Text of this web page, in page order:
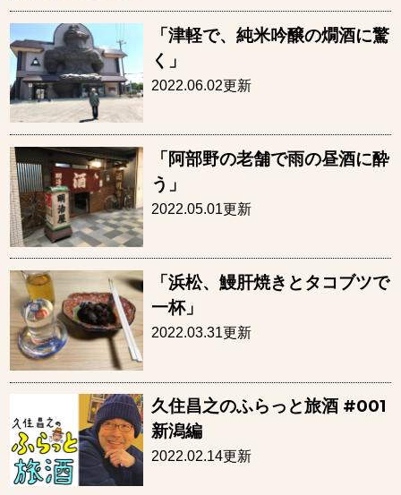
「津軽で、純米吟醸の燗酒に驚
く」
2022.06.02更新
「阿部野の老舗で雨の昼酒に酔
う」
2022.05.01更新
「浜松、鰻肝焼きとタコブツで
一杯」
2022.03.31更新
久住昌之のふらっと旅酒 #001
新潟編
2022.02.14更新